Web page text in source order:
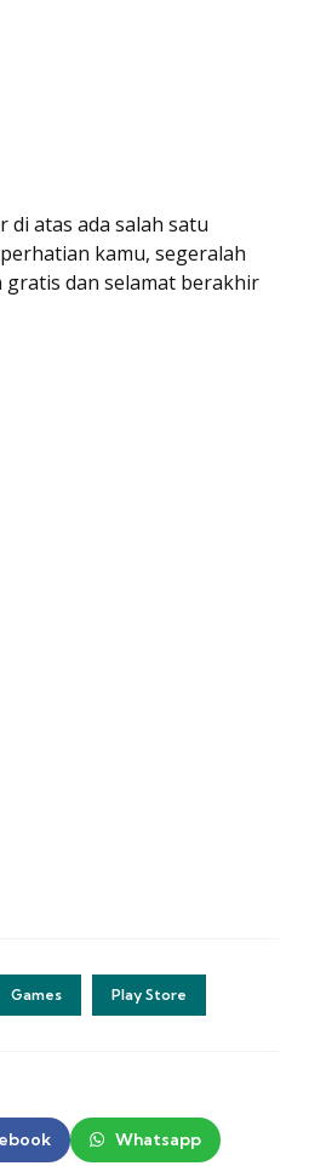
di atas ada salah satu
kamu, segeralah
gratis dan selamat berakhir
Games Play Store
Whatsapp